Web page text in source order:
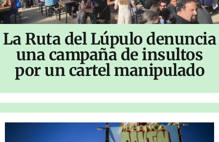
La Ruta del Lúpulo denuncia
una campaña de insultos
por un cartel manipulado